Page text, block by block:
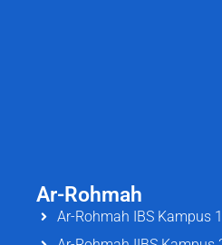
Ar-Rohmah
Ar-Rohmah IBS Kampus 1